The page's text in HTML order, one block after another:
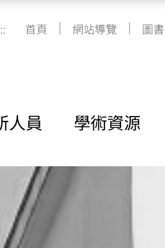
首頁 | 網站導覽 | 圖
人員 學術資源